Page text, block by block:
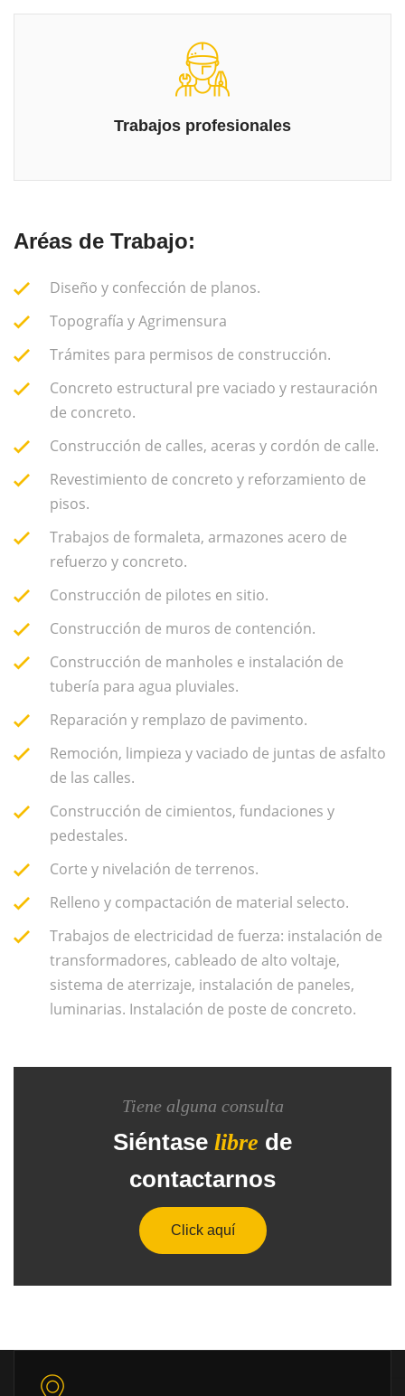
Trabajos profesionales
Aréas de Trabajo:
Diseño y confección de planos.
Topografía y Agrimensura
Trámites para permisos de construcción.
Concreto estructural pre vaciado y restauración
de concreto.
Construcción de calles, aceras y cordón de calle.
Revestimiento de concreto y reforzamiento de
pisos.
Trabajos de formaleta, armazones acero de
refuerzo y concreto.
Construcción de pilotes en sitio.
Construcción de muros de contención.
Construcción de manholes e instalación de
tubería para agua pluviales.
Reparación y remplazo de pavimento.
Remoción, limpieza y vaciado de juntas de asfalto
de las calles.
Construcción de cimientos, fundaciones y
pedestales.
Corte y nivelación de terrenos.
Relleno y compactación de material selecto.
Trabajos de electricidad de fuerza: instalación de
transformadores, cableado de alto voltaje,
sistema de aterrizaje, instalación de paneles,
luminarias. Instalación de poste de concreto.
Tiene alguna consulta
Siéntase libre de
contactarnos
Click aquí